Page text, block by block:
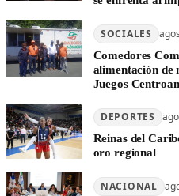
SOCIALES
Comedores
alimentación de
Juegos
DEPORTES
Reinas del
oro regional
NACIONAL